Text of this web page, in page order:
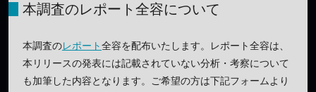
本調査のレポート全容について
本調査のレポート全容を配布いたします。レポート全容は、
本リリースの発表には記載されていない分析・考察について
も加筆した内容となります。ご希望の方は下記フォームより